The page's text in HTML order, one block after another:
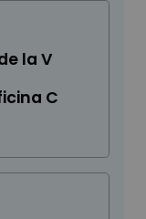
la V
C